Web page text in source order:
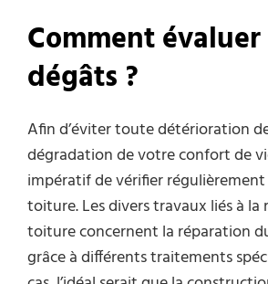
Comment évaluer
dégâts ?
Afin d’éviter toute détérioration
dégradation de votre confort de
impératif de vérifier
toiture. Les divers travaux liés à
toiture concernent la réparation
grâce à différents traitements